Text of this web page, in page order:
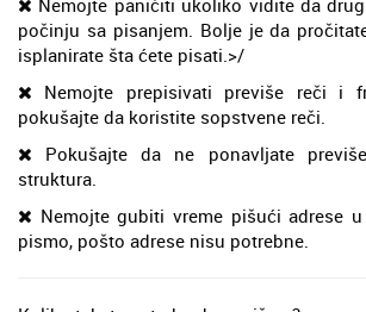
Nemojte paničiti ukoliko vidite da
počinju sa pisanjem. Bolje je da
isplanirate šta ćete pisati.>/
Nemojte prepisivati previše reči i
pokušajte da koristite sopstvene reči.
Pokušajte da ne ponavljate
struktura.
Nemojte gubiti vreme pišući adrese
pismo, pošto adrese nisu potrebne.